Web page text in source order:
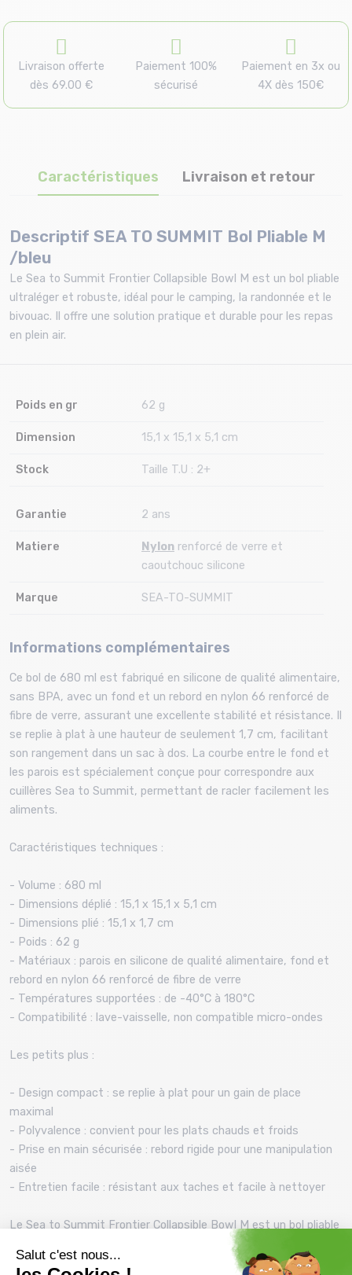
Livraison offerte
dès 69.00 €
Paiement 100%
sécurisé
Paiement en 3x ou
4X dès 150€
Caractéristiques Livraison et retour
Descriptif SEA TO SUMMIT Bol Pliable M
/bleu
Le Sea to Summit Frontier Collapsible Bowl M est un bol pliable
ultraléger et robuste, idéal pour le camping, la randonnée et le
bivouac. Il offre une solution pratique et durable pour les repas
en plein air.
Poids en gr 62 g
Dimension 15,1 x 15,1 x 5,1 cm
Stock Taille T.U : 2+
Garantie 2 ans
Matiere Nylon renforcé de verre et
caoutchouc silicone
Marque SEA-TO-SUMMIT
Informations complémentaires
Ce bol de 680 ml est fabriqué en silicone de qualité alimentaire,
sans BPA, avec un fond et un rebord en nylon 66 renforcé de
fibre de verre, assurant une excellente stabilité et résistance. Il
se replie à plat à une hauteur de seulement 1,7 cm, facilitant
son rangement dans un sac à dos. La courbe entre le fond et
les parois est spécialement conçue pour correspondre aux
cuillères Sea to Summit, permettant de racler facilement les
aliments.
Caractéristiques techniques :
- Volume : 680 ml
- Dimensions déplié : 15,1 x 15,1 x 5,1 cm
- Dimensions plié : 15,1 x 1,7 cm
- Poids : 62 g
- Matériaux : parois en silicone de qualité alimentaire, fond et
rebord en nylon 66 renforcé de fibre de verre
- Températures supportées : de -40°C à 180°C
- Compatibilité : lave-vaisselle, non compatible micro-ondes
Les petits plus :
- Design compact : se replie à plat pour un gain de place
maximal
- Polyvalence : convient pour les plats chauds et froids
- Prise en main sécurisée : rebord rigide pour une manipulation
aisée
- Entretien facile : résistant aux taches et facile à nettoyer
Le Sea to Summit Frontier Collapsible Bowl M est un bol pliable
fiable et fonctionnel, offrant une solution de repas légère et
compacte pour vos aventures en plein air.